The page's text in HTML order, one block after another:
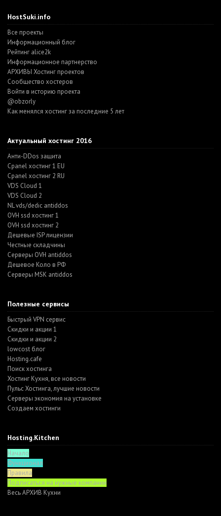
HostSuki.info
Все проекты
Информационный блог
Рейтинг alice2k
Информационное партнерство
АРХИВЫ Хостинг проектов
Cообщество хостеров
Войти в историю проекта
@obzorly
Как менялся хостинг за последние 5 лет
Актуальный хостинг 2016
Анти-DDos защита
Cpanel хостинг 1 EU
Cpanel хостинг 2 RU
VDS Cloud 1
VDS Cloud 2
NL vds/dedic antiddos
OVH ssd хостинг 1
OVH ssd хостинг 2
Дешевые ISP лицензии
Честные складчины
Серверы OVH antiddos
Дешевое Коло в РФ
Серверы MSK antiddos
Полезные сервисы
Быстрый VPN сервис
Скидки и акции 1
Скидки и акции 2
lowcost блог
Hosting.cafe
Поиск хостинга
Хостинг Кухня, все новости
Пульс Хостинга, лучшие новости
Серверы экономия на установке
Создаем хостинги
Hosting.Kitchen
Начало
Функционал
Правила
Подписаться на нужные компании
Весь АРХИВ Кухни